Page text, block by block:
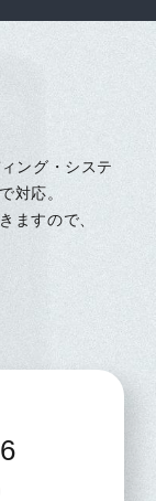
ング・システ
対応。
ますので、